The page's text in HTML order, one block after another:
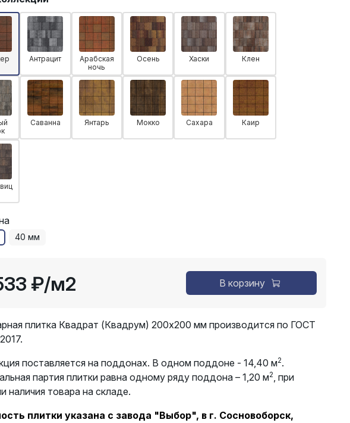
Антрацит
Арабская
ночь
Осень Хаски Клен
Саванна Янтарь Мокко Сахара Каир
40 мм
₽/м2 В корзину
плитка Квадрат (Квадрум) 200х200 мм производится по ГОСТ
поставляется на поддонах. В одном поддоне - 14,40 м2.
партия плитки равна одному ряду поддона – 1,20 м2, при
наличия товара на складе.
плитки указана с завода "Выбор", в г. Сосновоборск,